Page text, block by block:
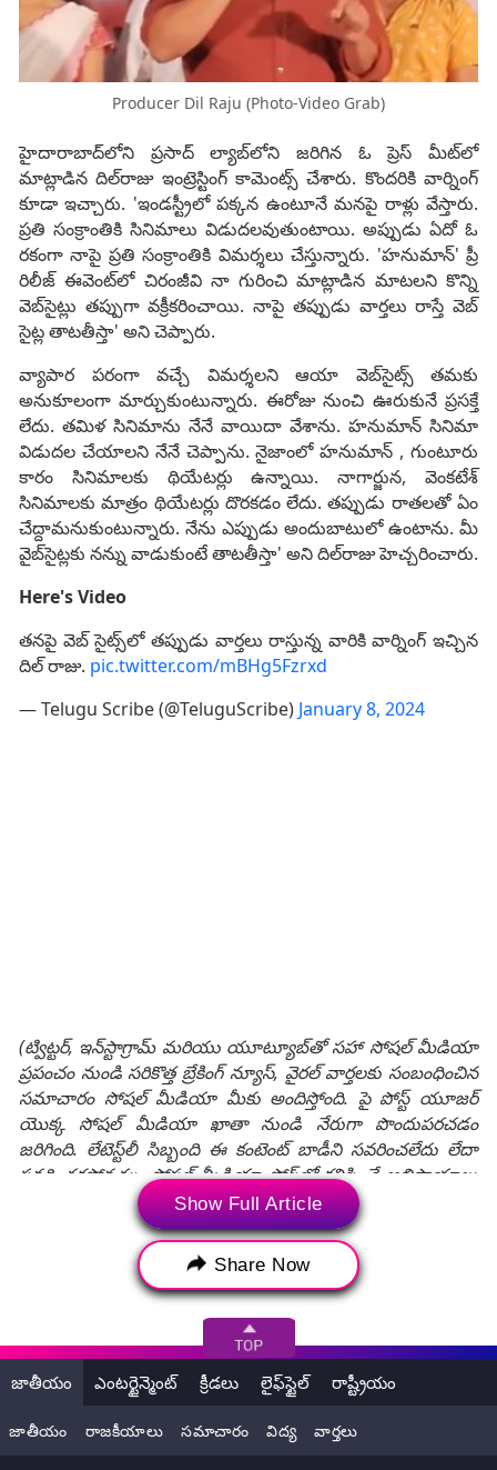
Producer Dil Raju (Photo-Video Grab)
హైదారాబాద్‌లోని ప్రసాద్ ల్యాబ్‌లోని జరిగిన ఓ ప్రెస్ మీట్‌లో
మాట్లాడిన దిల్‌రాజు ఇంట్రెస్టింగ్ కామెంట్స్ చేశారు. కొందరికి వార్నింగ్
కూడా ఇచ్చారు. 'ఇండస్ట్రీలో పక్కన ఉంటూనే మనపై రాళ్లు వేస్తారు.
ప్రతి సంక్రాంతికి సినిమాలు విడుదలవుతుంటాయి. అప్పుడు ఏదో ఓ
రకంగా నాపై ప్రతి సంక్రాంతికి విమర్శలు చేస్తున్నారు. 'హనుమాన్' ప్రీ
రిలీజ్ ఈవెంట్‌లో చిరంజీవి నా గురించి మాట్లాడిన మాటలని కొన్ని
వెబ్‌సైట్లు తప్పుగా వక్రీకరించాయి. నాపై తప్పుడు వార్తలు రాస్తే వెబ్
సైట్ల తాటతీస్తా' అని చెప్పారు.
వ్యాపార పరంగా వచ్చే విమర్శలని ఆయా వెబ్‌సైట్స్ తమకు
అనుకూలంగా మార్చుకుంటున్నారు. ఈరోజు నుంచి ఊరుకునే ప్రసక్తే
లేదు. తమిళ సినిమాను నేనే వాయిదా వేశాను. హనుమాన్ సినిమా
విడుదల చేయాలని నేనే చెప్పాను. నైజాంలో హనుమాన్ , గుంటూరు
కారం సినిమాలకు థియేటర్లు ఉన్నాయి. నాగార్జున, వెంకటేశ్
సినిమాలకు మాత్రం థియేటర్లు దొరకడం లేదు. తప్పుడు రాతలతో ఏం
చేద్దామనుకుంటున్నారు. నేను ఎప్పుడు అందుబాటులో ఉంటాను. మీ
వైబ్‌సైట్లకు నన్ను వాడుకుంటే తాటతీస్తా' అని దిల్‌రాజు హెచ్చరించారు.
Here's Video
తనపై వెబ్ సైట్స్‌లో తప్పుడు వార్తలు రాస్తున్న వారికి వార్నింగ్ ఇచ్చిన
దిల్ రాజు. pic.twitter.com/mBHg5Fzrxd
— Telugu Scribe (@TeluguScribe) January 8, 2024
(ట్విట్టర్, ఇన్‌స్టాగ్రామ్ మరియు యూట్యూబ్‌తో సహా సోషల్ మీడియా
ప్రపంచం నుండి సరికొత్త బ్రేకింగ్ న్యూస్, వైరల్ వార్తలకు సంబంధించిన
సమాచారం సోషల్ మీడియా మీకు అందిస్తోంది. పై పోస్ట్ యూజర్
యొక్క సోషల్ మీడియా ఖాతా నుండి నేరుగా పొందుపరచడం
జరిగింది. లేటెస్ట్‌లీ సిబ్బంది ఈ కంటెంట్ బాడీని సవరించలేదు లేదా
సవరించకపోవచ్చు. సోషల్ మీడియా పోస్ట్‌లో కనిపించే అభిప్రాయాలు
మరియు వాస్తవాలు లేటెస్ట్‌లీ అభిప్రాయాలను ప్రతిబింబించవు, అలాగే
లేటెస్ట్‌లీ దీనికి ఎటువంటి బాధ్యత వహించదు.)
Dil Raju Dil Raju Warning
websites
writing false news దిల్‌రాజు వార్నింగ్
Show Full Article
Share Now
జాతీయం ఎంటర్టైన్మెంట్ క్రీడలు లైఫ్‌స్టైల్ రాష్ట్రీయం
జాతీయం రాజకీయాలు సమాచారం విద్య వార్తలు